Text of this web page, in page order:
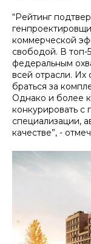
“Рейтинг
коммерческой
свободой. В
федеральным
всей отрасли. Их
браться за
Однако и более
конкурировать с
специализации,
качестве”, -